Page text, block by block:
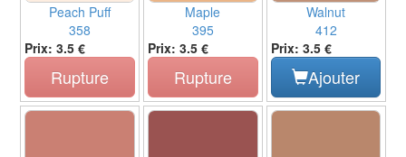
Peach Puff
358
Prix: 3.5 €
Rupture
Maple
395
Prix: 3.5 €
Rupture
Walnut
412
Prix: 3.5 €
Ajouter